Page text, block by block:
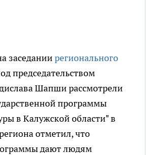
заседаниирегионального
председательством
Шапши рассмотрели
программы
в Калужской области" в
отметил, что
дают людям